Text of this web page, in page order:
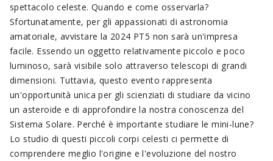
spettacolo celeste. Quando e come osservarla?
Sfortunatamente, per gli appassionati di astronomia
amatoriale, avvistare la 2024 PT5 non sarà un'impresa
facile. Essendo un oggetto relativamente piccolo e poco
luminoso, sarà visibile solo attraverso telescopi di grandi
dimensioni. Tuttavia, questo evento rappresenta
un'opportunità unica per gli scienziati di studiare da vicino
un asteroide e di approfondire la nostra conoscenza del
Sistema Solare. Perché è importante studiare le mini-lune?
Lo studio di questi piccoli corpi celesti ci permette di
comprendere meglio l'origine e l'evoluzione del nostro